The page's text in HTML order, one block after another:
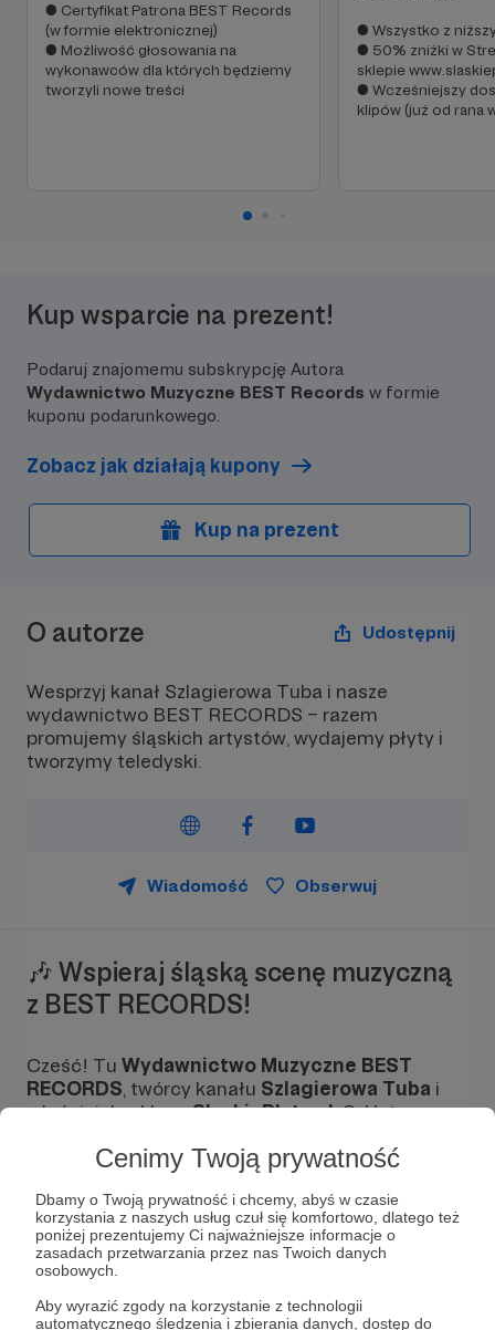
Cenimy Twoją prywatność
Dbamy o Twoją prywatność i chcemy, abyś w czasie
korzystania z naszych usług czuł się komfortowo, dlatego też
poniżej prezentujemy Ci najważniejsze informacje o
zasadach przetwarzania przez nas Twoich danych
osobowych.
Aby wyrazić zgody na korzystanie z technologii
automatycznego śledzenia i zbierania danych, dostęp do
● Certyfikat Patrona BEST Records
(w formie elektronicznej)
● Możliwość głosowania na
wykonawców dla których będziemy
tworzyli nowe treści
● Wszystko z
● 50% zniżki w
sklepie
● Wcześniejszy
klipów (już od rana
Kup wsparcie na prezent!
Podaruj znajomemu subskrypcję Autora
Wydawnictwo Muzyczne BEST Records w formie
kuponu podarunkowego.
Zobacz jak działają kupony
Kup na prezent
O autorze Udostępnij
Wesprzyj kanał Szlagierowa Tuba i nasze
wydawnictwo BEST RECORDS – razem
promujemy śląskich artystów, wydajemy płyty i
tworzymy teledyski.
Wiadomość Obserwuj
🎶 Wspieraj śląską scenę muzyczną
z BEST RECORDS!
Cześć! Tu Wydawnictwo Muzyczne BEST
RECORDS , twórcy kanału Szlagierowa Tuba i
właściciele sklepuSlaskiePlyty.pl. Od lat
promujemy artystów z całej śląskiej sceny –
Naszą misją jesttworzyć, promować i ocalić
tradycję szlagierów, dając jej nowoczesną
oprawę – na YouTube, CD, w streamingu i na